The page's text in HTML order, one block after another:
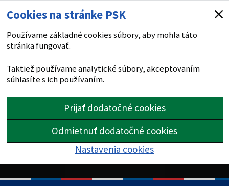
Cookies na stránke PSK
Používame základné cookies súbory, aby mohla táto
stránka fungovať.
Taktiež používame analytické súbory, akceptovaním
súhlasíte s ich používaním.
Prijať dodatočné cookies
Odmietnuť dodatočné cookies
Nastavenia cookies